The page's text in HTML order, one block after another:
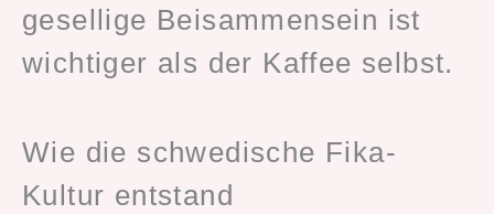
gesellige Beisammensein ist
wichtiger als der Kaffee selbst.
Wie die schwedische Fika-
Kultur entstand